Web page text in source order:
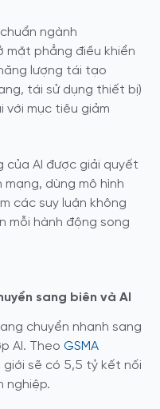
ngành
mặt phẳng điều khiển
lượng tái tạo
tái sử dụng thiết bị)
với mục tiêu giảm
của AI được giải quyết
dùng mô hình
các suy luận không
mỗi hành động song
sang biên và AI
chuyển nhanh sang
AI. Theo GSMA
giới sẽ có 5,5 tỷ kết nối
nghiệp.